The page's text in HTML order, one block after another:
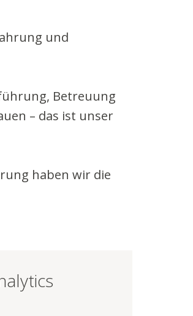
und
Betreuung
– das ist unser
haben wir die